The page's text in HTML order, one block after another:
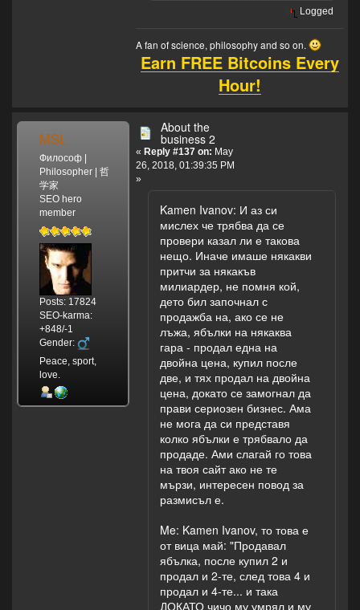
Logged
A fan of science, philosophy and so on.
Earn FREE Bitcoins Every
Hour!
MSL
Философ |
Philosopher | 哲
学家
SEO hero
member
Posts: 17824
SEO-karma:
+848/-1
Gender:
Peace, sport,
love.
About the
business 2
« Reply #137 on: May
26, 2018, 01:39:35 PM
»
Kamen Ivanov: И аз си
мислех че трябва да се
провери казал ли е такова
нещо. Иначе имаше някакви
притчи за някакъв
милиардер, не помня кой,
дето бил започнал с
продажба на, ако се не
лъжа, ябълки на някаква
гара - продал една на
двойна цена, купил после
две, и тях продал на двойна
цена, докато се замогнал да
прави сериозен бизнес. Ама
не мога да си представя
колко ябълки е трябвало да
продаде. Ами слагай го това
на твоя сайт ако не те
мързи, интересен повод за
размисъл е.
Me: Kamen Ivanov, то това е
от вица май: "Продавал
ябълка, после купил 2 и
продал и 2-те, след това 4 и
продал и 4-те... и така
ДОКАТО чичо му умрял и му